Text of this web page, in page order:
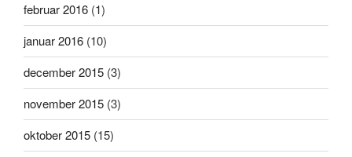
februar 2016 (1)
januar 2016 (10)
december 2015 (3)
november 2015 (3)
oktober 2015 (15)